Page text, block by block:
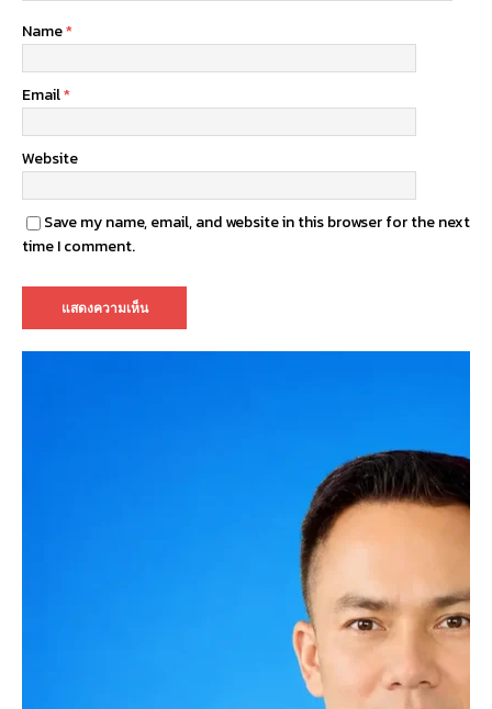
Name*
Email*
Website
Save my name, email, and website in this browser for the next
time I comment.